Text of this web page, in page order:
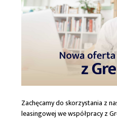
Zachęcamy do skorzystania z
leasingowej we współpracy z